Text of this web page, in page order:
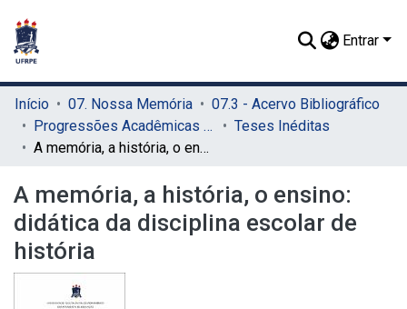
Entrar
Início 07. Nossa Memória
07.3 - Acervo Bibliográfico
Progressões Acadêmicas para Professor Titular
Teses Inéditas
A memória, a história, o ensino: didática da disciplina escolar de história
A memória, a história, o ensino:
didática da disciplina escolar de
história